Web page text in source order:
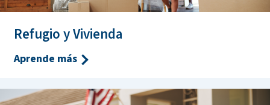
Refugio y Vivienda
Aprende más